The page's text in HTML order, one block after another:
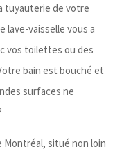
tuyauterie de votre
lave-vaisselle vous a
vos toilettes ou des
bain est bouché et
surfaces ne
Montréal, situé non loin